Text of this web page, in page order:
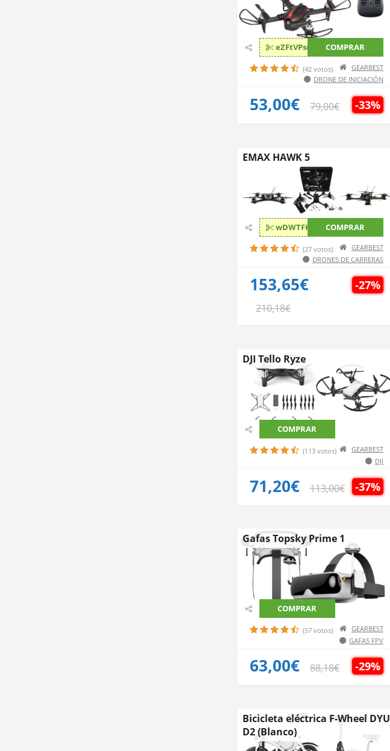
eZFtVPsq COMPRAR
(42 votos)
GEARBEST
DRONE DE INICIACIÓN
-33%
53,00€ 79,00€
EMAX HAWK 5
wDWTFH7W COMPRAR
(27 votos)
GEARBEST
DRONES DE CARRERAS
-27%
153,65€
210,18€
DJI Tello Ryze
COMPRAR
(113 votos)
GEARBEST
DJI
-37%
71,20€ 113,00€
Gafas Topsky Prime 1
COMPRAR
(57 votos)
GEARBEST
GAFAS FPV
-29%
63,00€ 88,18€
Bicicleta eléctrica F-Wheel DYU
D2 (Blanco)